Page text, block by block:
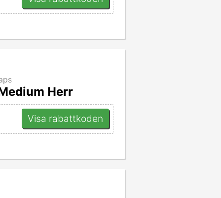
Herr
Visa rabattkoden